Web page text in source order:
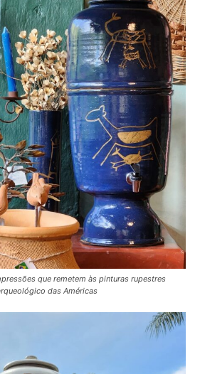
que remetem às pinturas rupestres
das Américas